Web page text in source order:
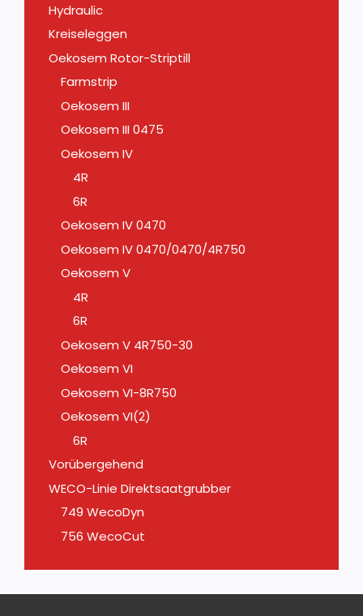
Hydraulic
Kreiseleggen
Oekosem Rotor-Striptill
Farmstrip
Oekosem III
Oekosem III 0475
Oekosem IV
4R
6R
Oekosem IV 0470
Oekosem IV 0470/0470/4R750
Oekosem V
4R
6R
Oekosem V 4R750-30
Oekosem VI
Oekosem VI-8R750
Oekosem VI(2)
6R
Vorübergehend
WECO-Linie Direktsaatgrubber
749 WecoDyn
756 WecoCut